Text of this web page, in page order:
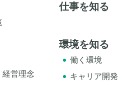
経営理念
仕事を知る
環境を知る
働く環境
キャリア開発